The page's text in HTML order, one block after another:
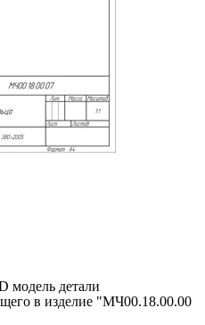
модель детали
в изделие "МЧ00.18.00.00